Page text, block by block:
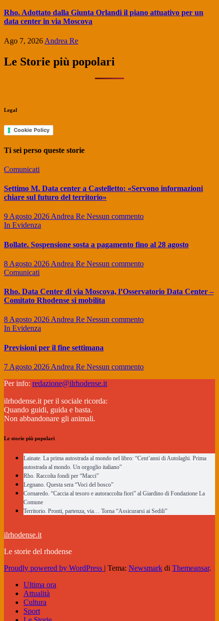
Rho. Adottato dalla Giunta Orlandi il piano attuativo per un
data center in via Moscova
Ago 7, 2026 Andrea Re
Le Storie più popolari
Legal
Cookie Policy
Ti sei perso queste storie
Comunicati
Settimo M. Data center a Castelletto: «Servono informazioni
chiare sul futuro del territorio»
9 Agosto 2026Andrea Re Nessun commento
In Evidenza
Bollate. Sospensione sosta a pagamento fino al 28 agosto
8 Agosto 2026 Andrea Re Nessun commento
Comunicati
Rho. Data Center di via Moscova, l’Osservatorio Data Center –
Comitato Rhodense si mobilita
8 Agosto 2026Andrea Re Nessun commento
In Evidenza
Previsioni per il fine settimana
7 Agosto 2026 Andrea Re Nessun commento
Per info: redazione@ilrhodense.it
ilrhodense.it per il sociale ricorda:
Quando guidi, guida e basta.
Non abbandonare gli animali.
Le storie più popolari
Lainate. La prima autostrada al mondo nel libro: “Cent’anni di Autolaghi. Prima
autostrada al mondo. Un orgoglio italiano”
Rho. Raccolta fondi per “Macci”
Legnano. Questa sera “Voci del bosco”
Cornaredo. “Caccia al tesoro e autoraccolta fiori” al Giardino di Fondazione La
Comune
Territorio. Pronti, partenza, via… Torna “Assicurarsi ai Sedili”
ilrhodense.it
Le storie del rhodense
Proudly powered by WordPress | Tema: Newsmark di Themeansar.
Ultima ora
Attualità
Cultura
Sport